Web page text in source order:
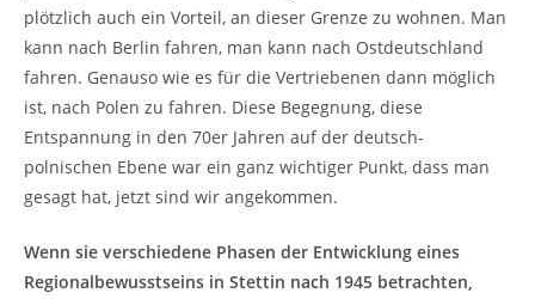
plötzlich auch ein Vorteil, an dieser Grenze zu wohnen. Man
kann nach Berlin fahren, man kann nach Ostdeutschland
fahren. Genauso wie es für die Vertriebenen dann möglich
ist, nach Polen zu fahren. Diese Begegnung, diese
Entspannung in den 70er Jahren auf der deutsch-
polnischen Ebene war ein ganz wichtiger Punkt, dass man
gesagt hat, jetzt sind wir angekommen.
Wenn sie verschiedene Phasen der Entwicklung eines
Regionalbewusstseins in Stettin nach 1945 betrachten,